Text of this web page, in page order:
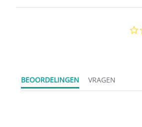
BEOORDELINGEN
VRAGEN